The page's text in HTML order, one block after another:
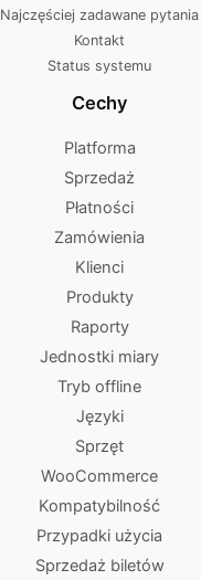
Najczęściej zadawane pytania
Kontakt
Status systemu
Cechy
Platforma
Sprzedaż
Płatności
Zamówienia
Klienci
Produkty
Raporty
Jednostki miary
Tryb offline
Języki
Sprzęt
WooCommerce
Kompatybilność
Przypadki użycia
Sprzedaż biletów